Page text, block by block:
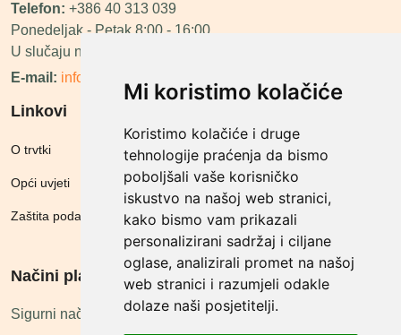
Mi koristimo kolačiće
Koristimo kolačiće i druge
tehnologije praćenja da bismo
poboljšali vaše korisničko
iskustvo na našoj web stranici,
kako bismo vam prikazali
personalizirani sadržaj i ciljane
oglase, analizirali promet na našoj
web stranici i razumjeli odakle
dolaze naši posjetitelji.
Telefon: +386 40 313 039
Ponedeljak - Petak 8:00 - 16:00
U slučaju neraspoloživosti ćemo vas nazvati.
E-mail: info@megashop.hr
Linkovi
O trvtki
Opći uvjeti
Zaštita podataka
Načini plačanja
Sigurni načini plaćanja